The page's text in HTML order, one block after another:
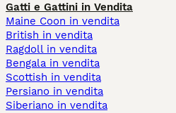
Gatti e Gattini in Vendita
Maine Coon in vendita
British in vendita
Ragdoll in vendita
Bengala in vendita
Scottish in vendita
Persiano in vendita
Siberiano in vendita